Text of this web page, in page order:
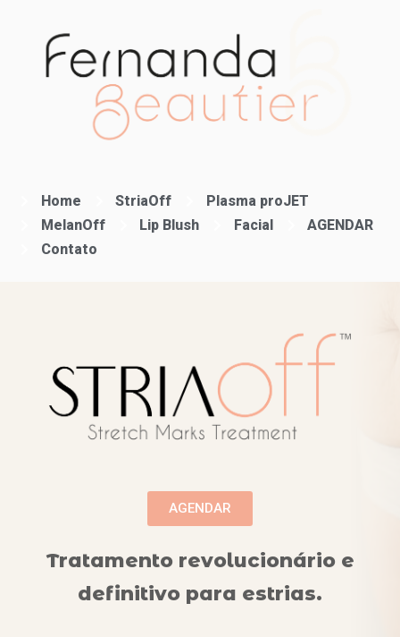
Home StriaOff
Plasma proJET
MelanOff
Lip Blush Facial
AGENDAR
Contato
AGENDAR
Tratamento revolucionário e
definitivo para estrias.